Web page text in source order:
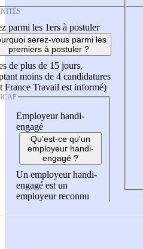
parmi les 1ers à postuler
serez-vous parmi les
premiers à postuler ?
de plus de 15 jours,
moins de 4 candidatures
France Travail est informé)
Employeur handi-
engagé
Qu'est-ce qu'un
employeur handi-
engagé ?
Un employeur handi-
engagé est un
employeur reconnu